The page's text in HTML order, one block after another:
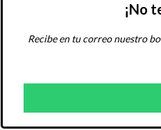
¡No
Recibe en tu correo nuestro